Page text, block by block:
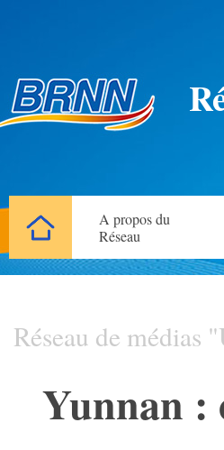
A propos du
Réseau
Réseau de médias
Yunnan :